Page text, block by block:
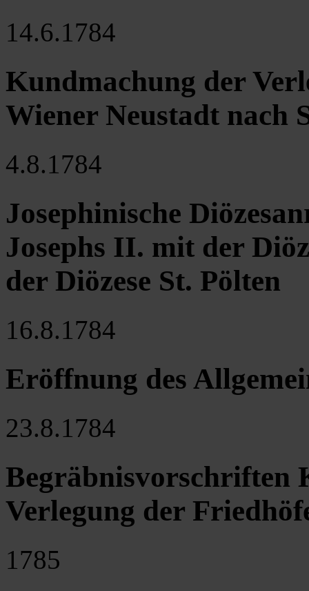
14.6.1784
Kundmachung der
Wiener Neustadt nach
4.8.1784
Josephinische
Josephs II. mit der
der Diözese St. Pölten
16.8.1784
Eröffnung des
23.8.1784
Begräbnisvorschriften
Verlegung der
1785